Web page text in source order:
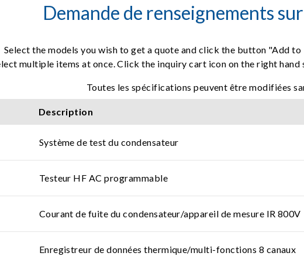
Demande de renseignements
Select the models you wish to get a quote and click the button "Add
multiple items at once. Click the inquiry cart icon on the right
Toutes les spécifications peuvent être modifiées
Description
Système de test du condensateur
Testeur HF AC programmable
Courant de fuite du condensateur/appareil de mesure IR 800V
Enregistreur de données thermique/multi-fonctions 8 canaux